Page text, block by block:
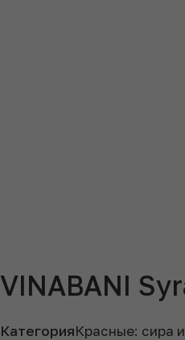
VINABANI
КатегорияКрасные: сира